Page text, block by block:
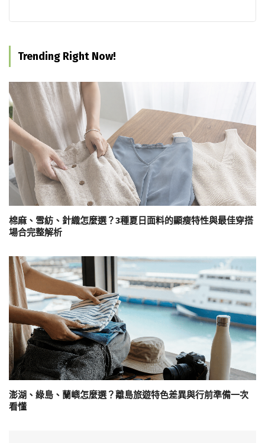
Trending Right Now!
棉麻、雪紡、針織怎麼選？3種夏日面料的顯瘦特性與最佳穿搭
場合完整解析
澎湖、綠島、蘭嶼怎麼選？離島旅遊特色差異與行前準備一次
看懂